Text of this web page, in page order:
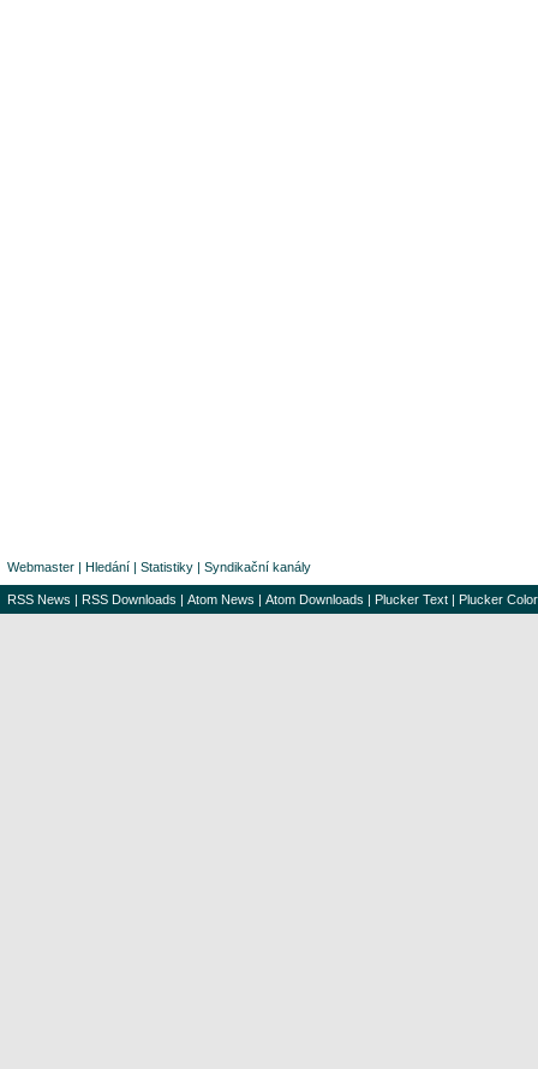
Webmaster | Hledání | Statistiky | Syndikační kanály
RSS News | RSS Downloads | Atom News | Atom Downloads | Plucker Text | Plucker Color